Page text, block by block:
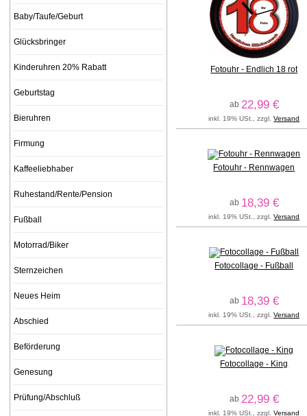
Fotouhr - Endlich 18 rot
ab 22,99 €
inkl. 19% USt., zzgl.Versand
Fotouhr - Rennwagen
ab 18,39 €
inkl. 19% USt., zzgl.Versand
Fotocollage - Fußball
ab 18,39 €
inkl. 19% USt., zzgl.Versand
Fotocollage - King
ab 22,99 €
inkl. 19% USt., zzgl.Versand
Baby/Taufe/Geburt
Glücksbringer
Kinderuhren 20% Rabatt
Geburtstag
Bieruhren
Firmung
Kaffeeliebhaber
Ruhestand/Rente/Pension
Fußball
Motorrad/Biker
Sternzeichen
Neues Heim
Abschied
Beförderung
Genesung
Prüfung/Abschluß